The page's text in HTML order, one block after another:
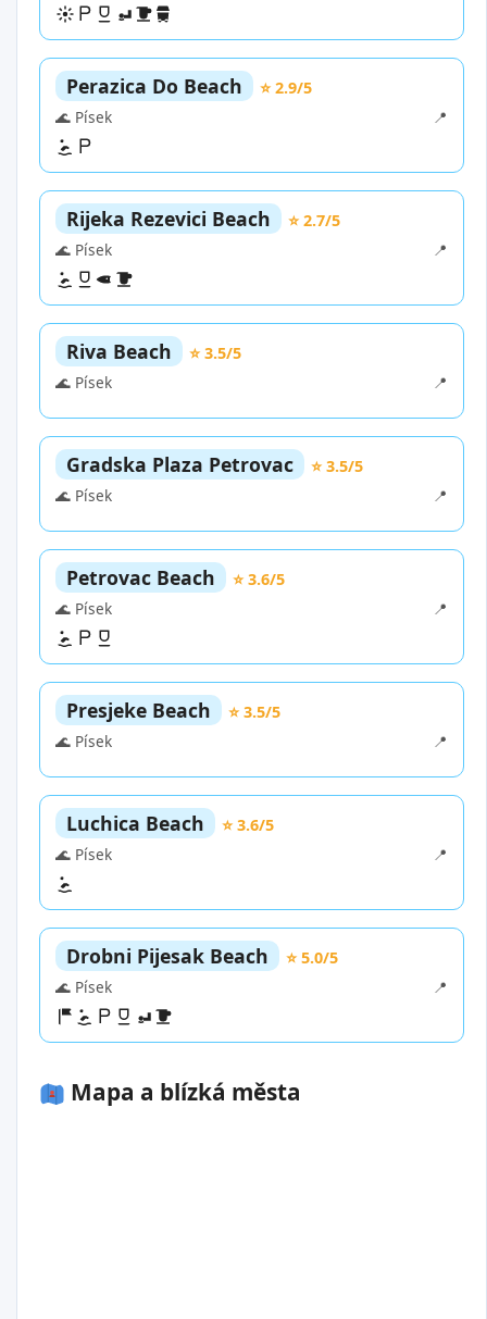
Perazica Do Beach
⭐ 2.9/5
🌊 Písek
📍
Rijeka Rezevici Beach
⭐ 2.7/5
🌊 Písek
📍
Riva Beach
⭐ 3.5/5
🌊 Písek
📍
Gradska Plaza Petrovac
⭐ 3.5/5
🌊 Písek
📍
Petrovac Beach
⭐ 3.6/5
🌊 Písek
📍
Presjeke Beach
⭐ 3.5/5
🌊 Písek
📍
Luchica Beach
⭐ 3.6/5
🌊 Písek
📍
Drobni Pijesak Beach
⭐ 5.0/5
🌊 Písek
📍
Mapa a blízká města